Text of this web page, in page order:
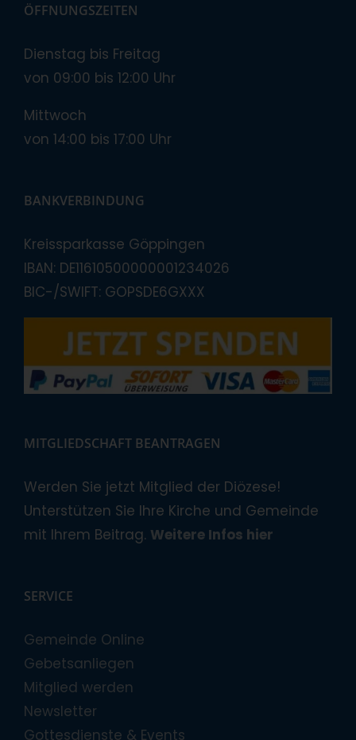
ÖFFNUNGSZEITEN
Dienstag bis Freitag
von 09:00 bis 12:00 Uhr
Mittwoch
von 14:00 bis 17:00 Uhr
BANKVERBINDUNG
Kreissparkasse Göppingen
IBAN: DE11610500000001234026
BIC-/SWIFT: GOPSDE6GXXX
MITGLIEDSCHAFT BEANTRAGEN
Werden Sie jetzt Mitglied der Diözese!
Unterstützen Sie Ihre Kirche und Gemeinde
mit Ihrem Beitrag. Weitere Infos hier
SERVICE
Gemeinde Online
Gebetsanliegen
Mitglied werden
Newsletter
Gottesdienste & Events